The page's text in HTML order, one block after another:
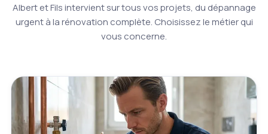
Albert et Fils intervient sur tous vos projets, du dépannage
urgent à la rénovation complète. Choisissez le métier qui
vous concerne.